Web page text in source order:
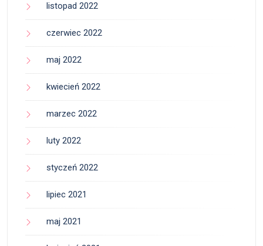
listopad 2022
czerwiec 2022
maj 2022
kwiecień 2022
marzec 2022
luty 2022
styczeń 2022
lipiec 2021
maj 2021